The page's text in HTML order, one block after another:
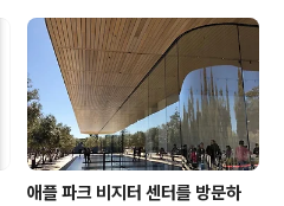
애플 파크 비지터 센터를 방문하